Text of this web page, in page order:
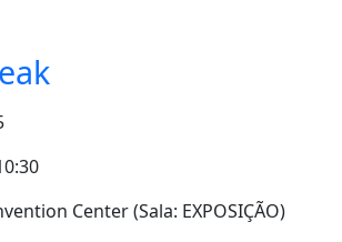
Center (Sala: EXPOSIÇÃO)